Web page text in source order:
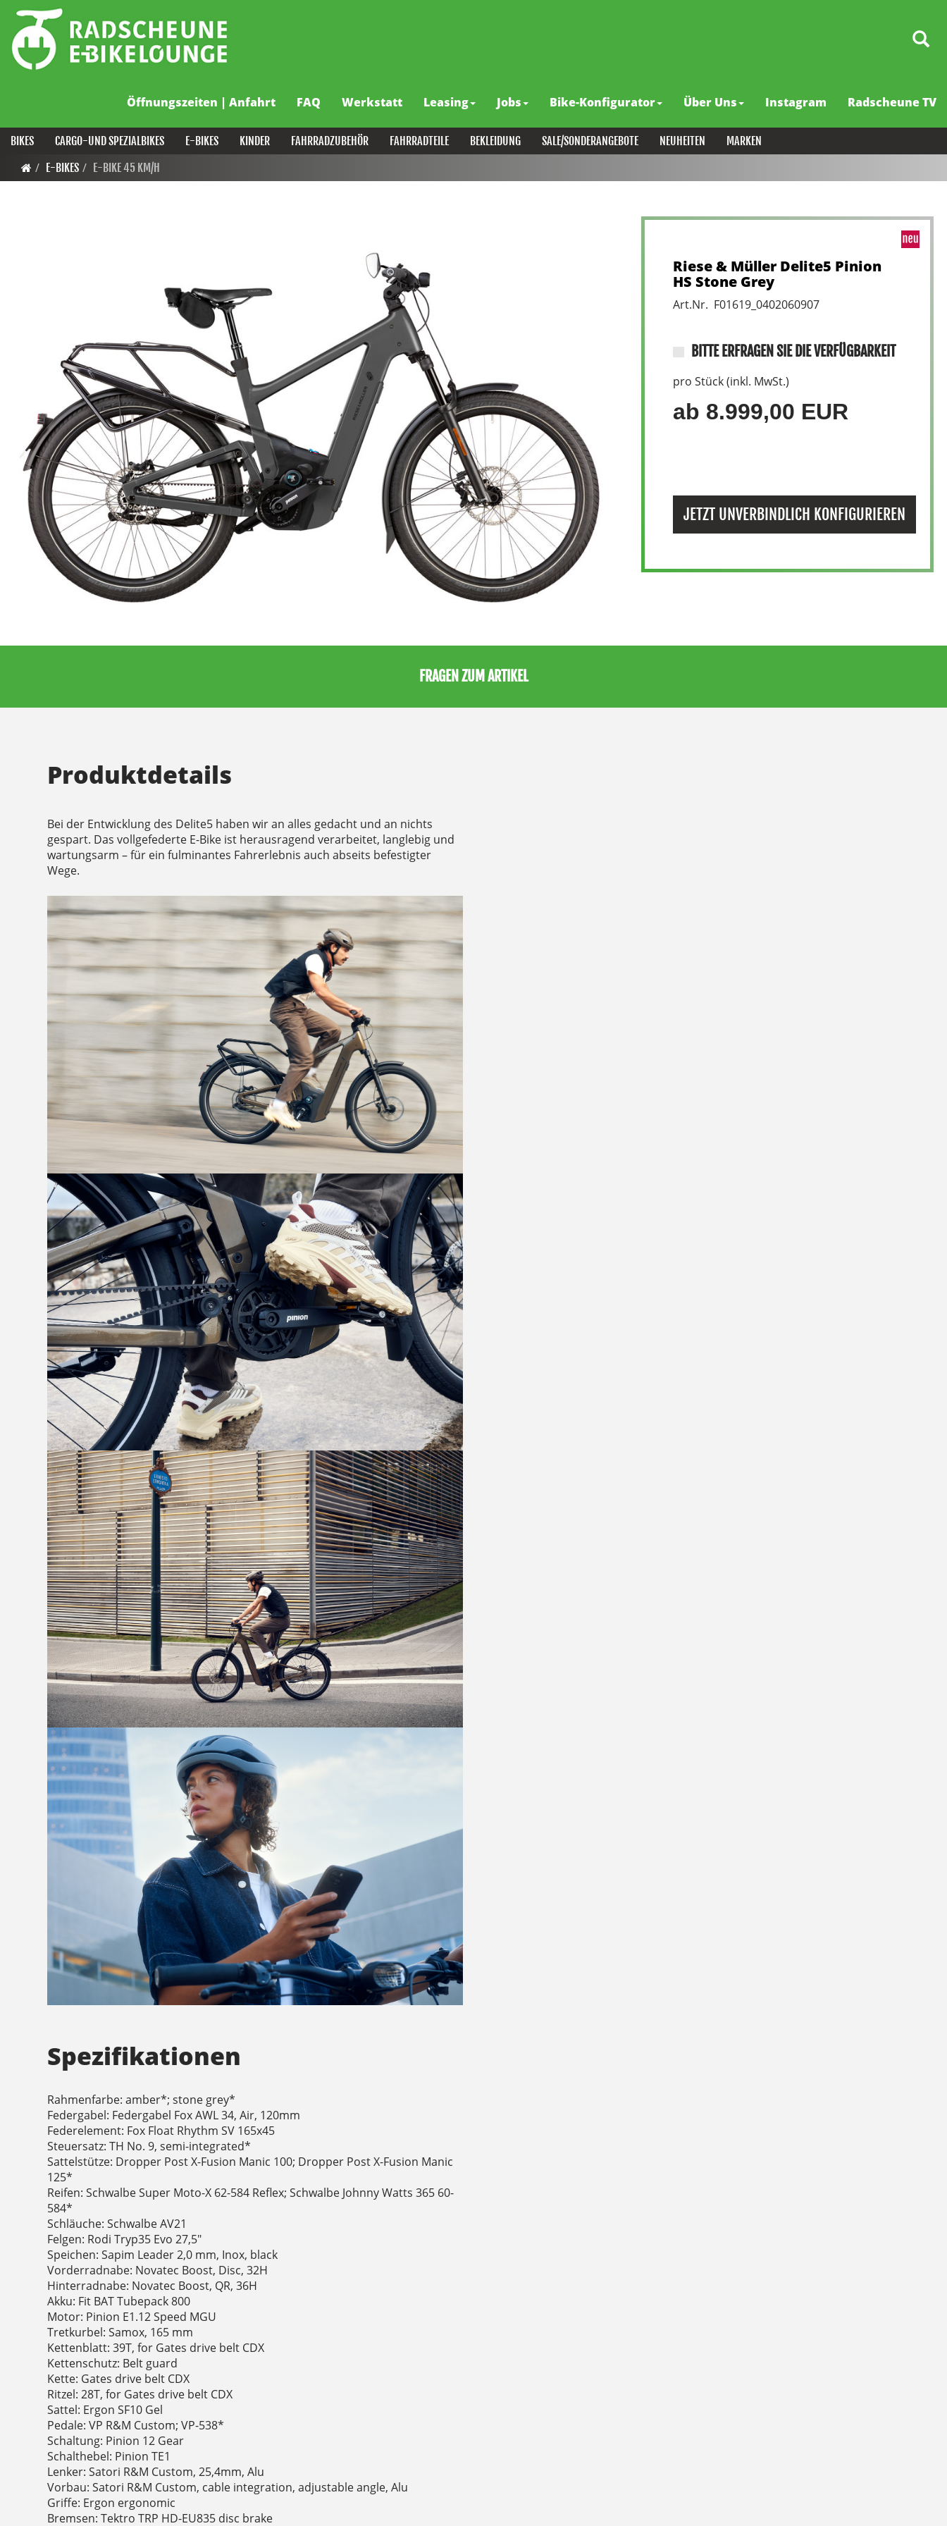
Öffnungszeiten | Anfahrt FAQ Werkstatt Leasing Jobs Bike-Konfigurator Über Uns Instagram Radscheune TV
BIKES CARGO-UND SPEZIALBIKES E-BIKES KINDER FAHRRADZUBEHÖR FAHRRADTEILE BEKLEIDUNG SALE/SONDERANGEBOTE NEUHEITEN
MARKEN
E-BIKES
E-BIKE 45 KM/H
Riese & Müller Delite5 Pinion
HS Stone Grey
Art.Nr. F01619_0402060907
BITTE ERFRAGEN SIE DIE VERFÜGBARKEIT
pro Stück (inkl. MwSt.)
ab 8.999,00 EUR
JETZT UNVERBINDLICH KONFIGURIEREN
FRAGEN ZUM ARTIKEL
Produktdetails
Bei der Entwicklung des Delite5 haben wir an alles gedacht und an nichts
gespart. Das vollgefederte E-Bike ist herausragend verarbeitet, langlebig und
wartungsarm – für ein fulminantes Fahrerlebnis auch abseits befestigter
Wege.
Spezifikationen
Rahmenfarbe: amber*; stone grey*
Federgabel: Federgabel Fox AWL 34, Air, 120mm
Federelement: Fox Float Rhythm SV 165x45
Steuersatz: TH No. 9, semi-integrated*
Sattelstütze: Dropper Post X-Fusion Manic 100; Dropper Post X-Fusion Manic
125*
Reifen: Schwalbe Super Moto-X 62-584 Reflex; Schwalbe Johnny Watts 365 60-
584*
Schläuche: Schwalbe AV21
Felgen: Rodi Tryp35 Evo 27,5"
Speichen: Sapim Leader 2,0 mm, Inox, black
Vorderradnabe: Novatec Boost, Disc, 32H
Hinterradnabe: Novatec Boost, QR, 36H
Akku: Fit BAT Tubepack 800
Motor: Pinion E1.12 Speed MGU
Tretkurbel: Samox, 165 mm
Kettenblatt: 39T, for Gates drive belt CDX
Kettenschutz: Belt guard
Kette: Gates drive belt CDX
Ritzel: 28T, for Gates drive belt CDX
Sattel: Ergon SF10 Gel
Pedale: VP R&M Custom; VP-538*
Schaltung: Pinion 12 Gear
Schalthebel: Pinion TE1
Lenker: Satori R&M Custom, 25,4mm, Alu
Vorbau: Satori R&M Custom, cable integration, adjustable angle, Alu
Griffe: Ergon ergonomic
Bremsen: Tektro TRP HD-EU835 disc brake